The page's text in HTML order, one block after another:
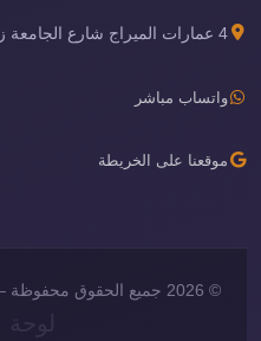
4 عمارات الميراج شارع الجامعة زهراء مدينة نصر القاهرة مصر
واتساب مباشر
موقعنا على الخريطة
© 2026 جميع الحقوق محفوظة —